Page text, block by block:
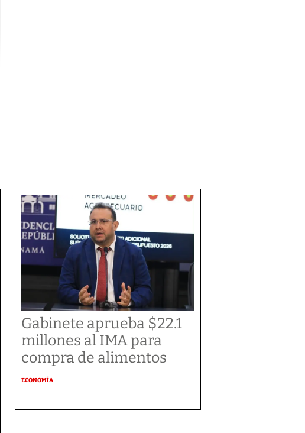
Gabinete aprueba $22.1
millones al IMA para
compra de alimentos
ECONOMÍA